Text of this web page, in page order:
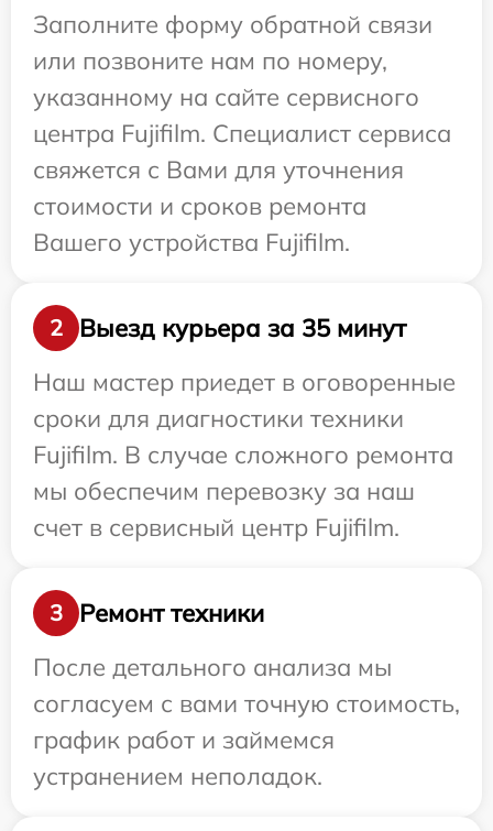
Заполните форму обратной связи
или позвоните нам по номеру,
указанному на сайте сервисного
центра Fujifilm. Специалист сервиса
свяжется с Вами для уточнения
стоимости и сроков ремонта
Вашего устройства Fujifilm.
2
Выезд курьера за 35 минут
Наш мастер приедет в оговоренные
сроки для диагностики техники
Fujifilm. В случае сложного ремонта
мы обеспечим перевозку за наш
счет в сервисный центр Fujifilm.
3
Ремонт техники
После детального анализа мы
согласуем с вами точную стоимость,
график работ и займемся
устранением неполадок.